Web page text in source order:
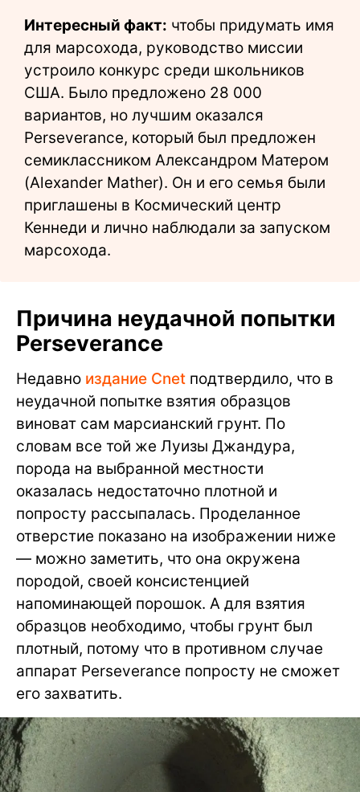
Интересный факт: чтобы придумать имя
для марсохода, руководство миссии
устроило конкурс среди школьников
США. Было предложено 28 000
вариантов, но лучшим оказался
Perseverance, который был предложен
семиклассником Александром Матером
(Alexander Mather). Он и его семья были
приглашены в Космический центр
Кеннеди и лично наблюдали за запуском
марсохода.
Причина неудачной попытки
Perseverance
Недавно издание Cnet подтвердило, что в
неудачной попытке взятия образцов
виноват сам марсианский грунт. По
словам все той же Луизы Джандура,
порода на выбранной местности
оказалась недостаточно плотной и
попросту рассыпалась. Проделанное
отверстие показано на изображении ниже
— можно заметить, что она окружена
породой, своей консистенцией
напоминающей порошок. А для взятия
образцов необходимо, чтобы грунт был
плотный, потому что в противном случае
аппарат Perseverance попросту не сможет
его захватить.